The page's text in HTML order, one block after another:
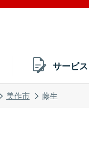
サービ
美作市 藤生